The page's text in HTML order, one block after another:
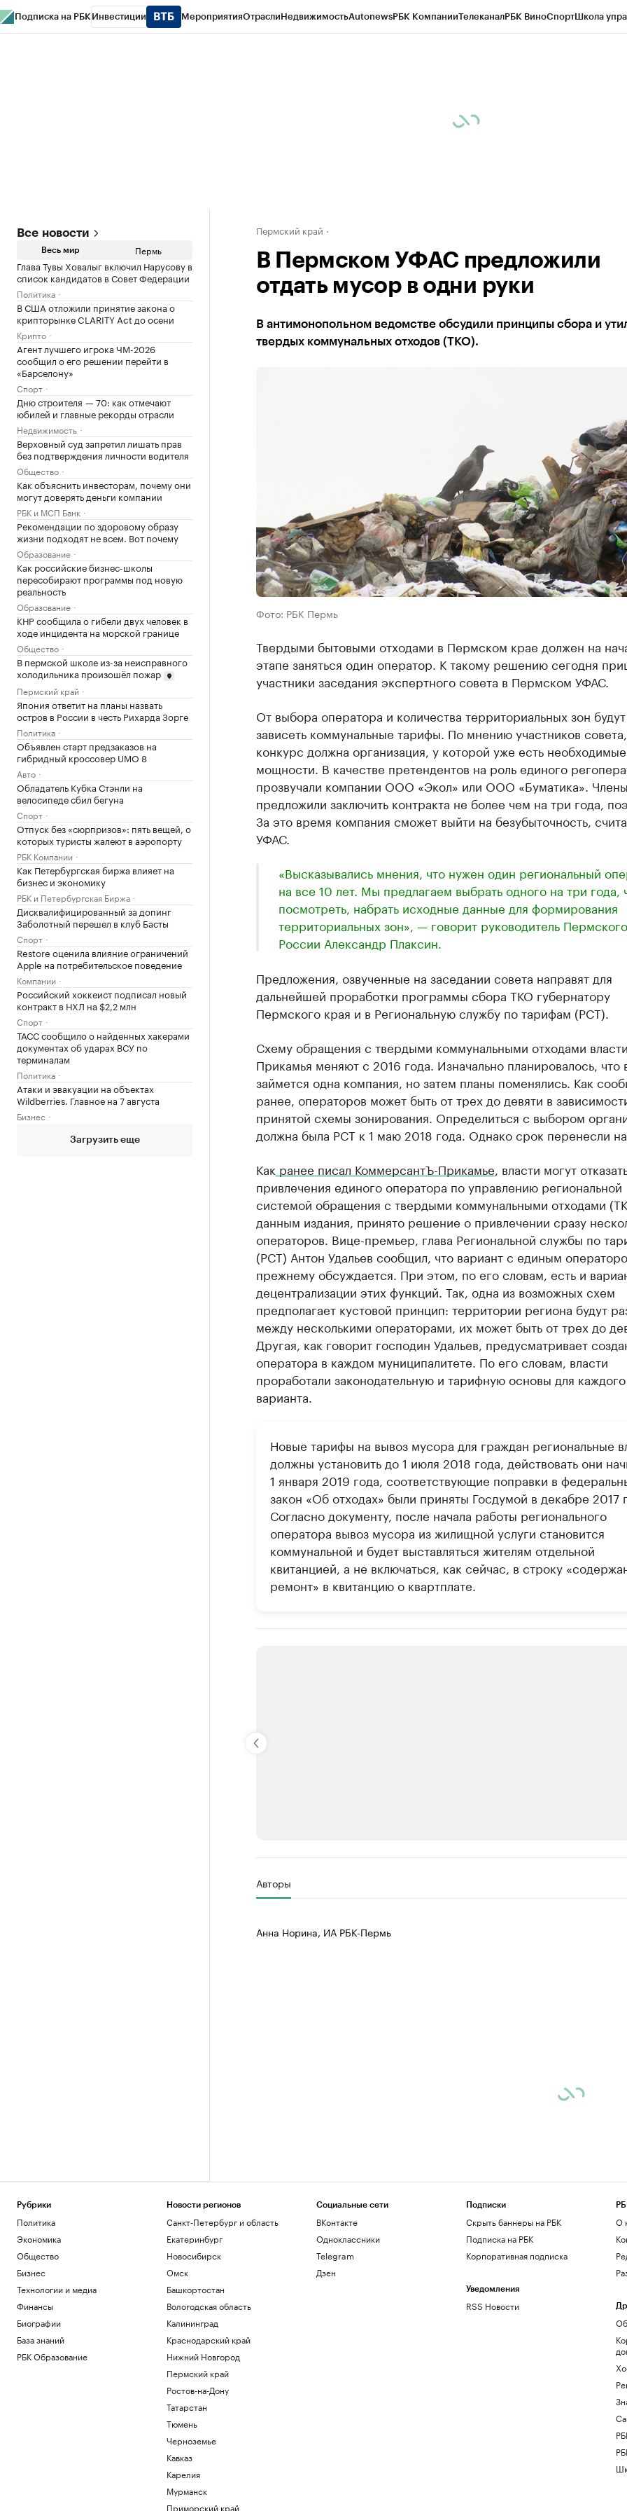
Подписка на РБК Инвестиции МероприятияОтраслиНедвижимостьAutonewsРБК КомпанииТелеканалРБК ВиноСпортШкола
Все новости
Весь мир Пермь
Глава Тувы Ховалыг включил Нарусову в
список кандидатов в Совет Федерации
Политика
В США отложили принятие закона о
крипторынке CLARITY Act до осени
Крипто
Агент лучшего игрока ЧМ-2026
сообщил о его решении перейти в
«Барселону»
Спорт
Дню строителя — 70: как отмечают
юбилей и главные рекорды отрасли
Недвижимость
Верховный суд запретил лишать прав
без подтверждения личности водителя
Общество
Как объяснить инвесторам, почему они
могут доверять деньги компании
РБК и МСП Банк
Рекомендации по здоровому образу
жизни подходят не всем. Вот почему
Образование
Как российские бизнес-школы
пересобирают программы под новую
реальность
Образование
КНР сообщила о гибели двух человек в
ходе инцидента на морской границе
Общество
В пермской школе из-за неисправного
холодильника произошёл пожар
Пермский край
Япония ответит на планы назвать
остров в России в честь Рихарда Зорге
Политика
Объявлен старт предзаказов на
гибридный кроссовер UMO 8
Авто
Обладатель Кубка Стэнли на
велосипеде сбил бегуна
Спорт
Отпуск без «сюрпризов»: пять вещей, о
которых туристы жалеют в аэропорту
РБК Компании
Как Петербургская биржа влияет на
бизнес и экономику
РБК и Петербургская Биржа
Дисквалифицированный за допинг
Заболотный перешел в клуб Басты
Спорт
Restore оценила влияние ограничений
Apple на потребительское поведение
Компании
Российский хоккеист подписал новый
контракт в НХЛ на $2,2 млн
Спорт
ТАСС сообщило о найденных хакерами
документах об ударах ВСУ по
терминалам
Политика
Атаки и эвакуации на объектах
Wildberries. Главное на 7 августа
Бизнес
Загрузить еще
Пермский край
В Пермском УФАС предложили
отдать мусор в одни руки
В антимонопольном ведомстве обсудили принципы сбора и
твердых коммунальных отходов (ТКО).
Фото: РБК Пермь
Твердыми бытовыми отходами в Пермском крае должен на
этапе заняться один оператор. К такому решению сегодня
участники заседания экспертного совета в Пермском УФАС.
От выбора оператора и количества территориальных зон будут
зависеть коммунальные тарифы. По мнению участников
конкурс должна организация, у которой уже есть необходимые
мощности. В качестве претендентов на роль единого
прозвучали компании ООО «Экол» или ООО «Буматика».
предложили заключить контракта не более чем на три года,
За это время компания сможет выйти на безубыточность,
УФАС.
«Высказывались мнения, что нужен один региональный
на все 10 лет. Мы предлагаем выбрать одного на три года,
посмотреть, набрать исходные данные для формирования
территориальных зон», — говорит руководитель
России Александр Плаксин.
Предложения, озвученные на заседании совета направят для
дальнейшей проработки программы сбора ТКО губернатору
Пермского края и в Региональную службу по тарифам (РСТ).
Схему обращения с твердыми коммунальными отходами власти
Прикамья меняют с 2016 года. Изначально планировалось, что
займется одна компания, но затем планы поменялись. Как
ранее, операторов может быть от трех до девяти в
принятой схемы зонирования. Определиться с выбором
должна была РСТ к 1 маю 2018 года. Однако срок перенесли на
Как ранее писал КоммерсантЪ-Прикамье , власти могут
привлечения единого оператора по управлению региональной
системой обращения с твердыми коммунальными отходами
данным издания, принято решение о привлечении сразу
операторов. Вице-премьер, глава Региональной службы по
(РСТ) Антон Удальев сообщил, что вариант с единым
прежнему обсуждается. При этом, по его словам, есть и
децентрализации этих функций. Так, одна из возможных схем
предполагает кустовой принцип: территории региона будут
между несколькими операторами, их может быть от трех до
Другая, как говорит господин Удальев, предусматривает
оператора в каждом муниципалитете. По его словам, власти
проработали законодательную и тарифную основы для каждого
варианта.
Новые тарифы на вывоз мусора для граждан региональные
должны установить до 1 июля 2018 года, действовать они
1 января 2019 года, соответствующие поправки в
закон «Об отходах» были приняты Госдумой в декабре 2017
Согласно документу, ​после начала работы регионального
оператора вывоз мусора из жилищной услуги становится
коммунальной и будет выставляться жителям отдельной
квитанцией, а не включаться, как сейчас, в строку
ремонт» в квитанцию о квартплате.
Крупные организации в нефтегазовой
Авторы
Анна Норина, ИА РБК-Пермь
Рубрики
Политика
Экономика
Общество
Бизнес
Технологии и медиа
Финансы
Биографии
База знаний
РБК Образование
Новости регионов
Санкт-Петербург и область
Екатеринбург
Новосибирск
Омск
Башкортостан
Вологодская область
Калининград
Краснодарский край
Нижний Новгород
Пермский край
Ростов-на-Дону
Татарстан
Тюмень
Черноземье
Кавказ
Карелия
Мурманск
Приморский край
Социальные сети
ВКонтакте
Одноклассники
Telegram
Дзен
Подписки
Скрыть баннеры на РБК
Подписка на РБК
Корпоративная подписка
Уведомления
RSS Новости
О